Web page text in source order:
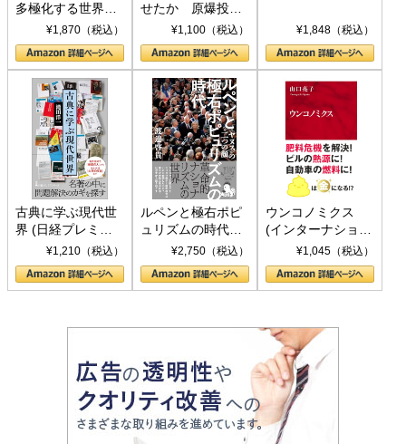
多極化する世界：
トランプとBRICS
の挑戦
¥1,870（税込）
せたか 原爆投
下、ソ連参戦、そ
して聖断 (PHP新
書)
¥1,100（税込） ¥1,848（税込）
古典に学ぶ現代世
界 (日経プレミア
シリーズ)¥1,210（税込）
ルペンと極右ポピ
ュリズムの時代：
〈ヤヌス〉の二つ
の顔
¥2,750（税込）
ウンコノミクス
(インターナショナ
ル新書)¥1,045（税込）